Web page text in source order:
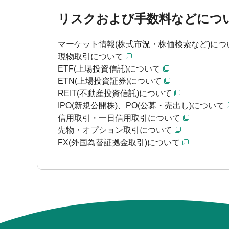
リスクおよび手数料などにつ
マーケット情報(株式市況・株価検索など)につ
現物取引について
ETF(上場投資信託)について
ETN(上場投資証券)について
REIT(不動産投資信託)について
IPO(新規公開株)、PO(公募・売出し)について
信用取引・一日信用取引について
先物・オプション取引について
FX(外国為替証拠金取引)について